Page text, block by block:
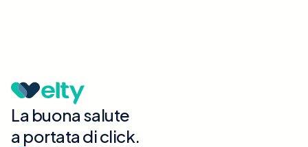
La buona salute
a portata di click.